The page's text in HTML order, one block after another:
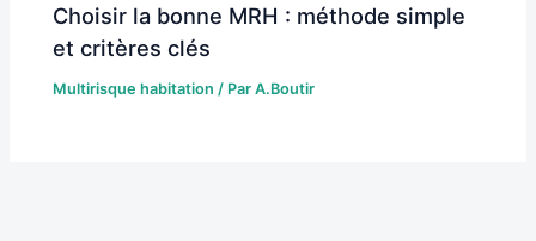
Choisir la bonne MRH : méthode simple
et critères clés
Multirisque habitation / ParA.Boutir